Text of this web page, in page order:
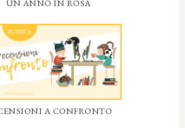
UN ANNO IN ROSA
A CONFRONTO